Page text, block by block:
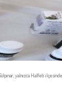
yalnızca Halfeti